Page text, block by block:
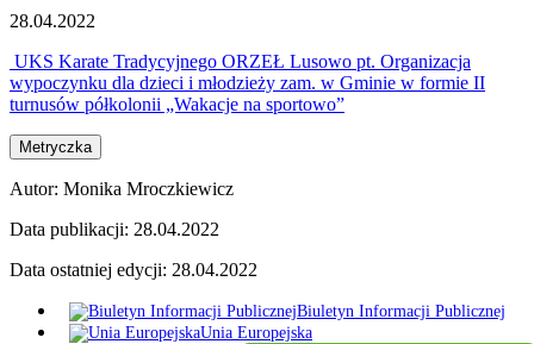
28.04.2022
UKS Karate Tradycyjnego ORZEŁ Lusowo pt. Organizacja
wypoczynku dla dzieci i młodzieży zam. w Gminie w formie II
turnusów półkolonii „Wakacje na sportowo”
Metryczka
Autor: Monika Mroczkiewicz
Data publikacji: 28.04.2022
Data ostatniej edycji: 28.04.2022
Biuletyn Informacji Publicznej
Unia Europejska